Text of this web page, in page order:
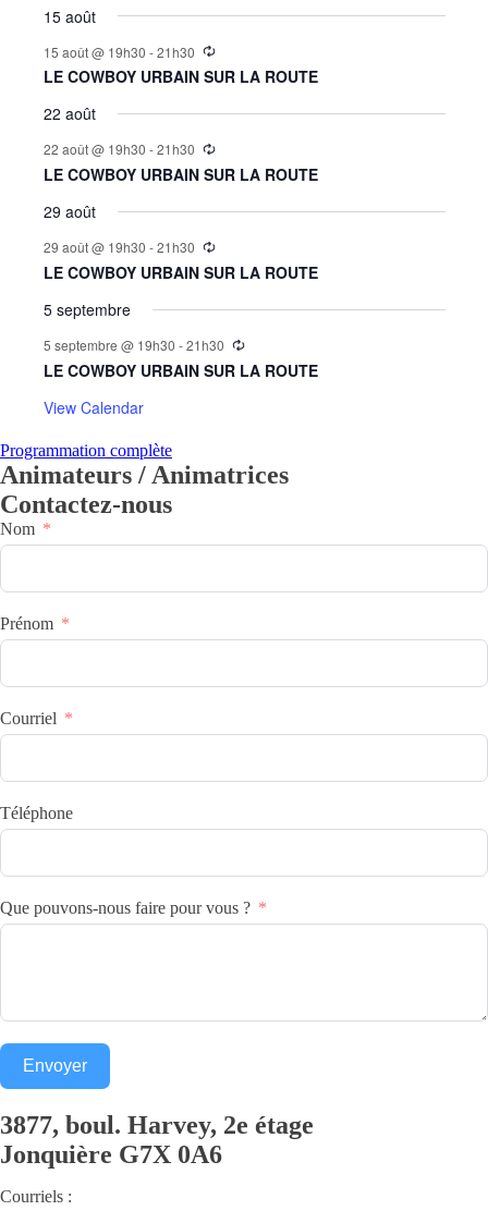
15 août
15 août @ 19h30 -21h30
LE COWBOY URBAIN SUR LA ROUTE
22 août
22 août @ 19h30 -21h30
LE COWBOY URBAIN SUR LA ROUTE
29 août
29 août @ 19h30 -21h30
LE COWBOY URBAIN SUR LA ROUTE
5 septembre
5 septembre @ 19h30 -21h30
LE COWBOY URBAIN SUR LA ROUTE
View Calendar
Programmation complète
Animateurs / Animatrices
Contactez-nous
Nom
Prénom
Courriel
Téléphone
Que pouvons-nous faire pour vous ?
Envoyer
3877, boul. Harvey, 2e étage
Jonquière G7X 0A6
Courriels :